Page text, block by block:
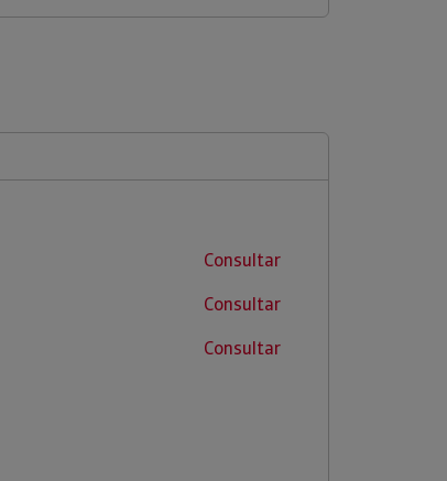
Consultar
Consultar
Consultar